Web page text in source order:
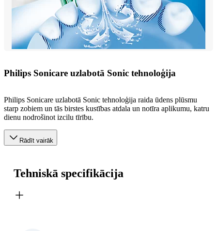
Philips Sonicare uzlabotā Sonic tehnoloģija
Philips Sonicare uzlabotā Sonic tehnoloģija raida ūdens plūsmu
starp zobiem un tās birstes kustības atdala un notīra aplikumu, katru
dienu nodrošinot izcilu tīrību.
Rādīt vairāk
Tehniskā specifikācija